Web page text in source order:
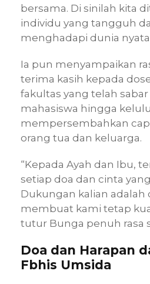
bersama. Di sinilah kita
individu yang tangguh
menghadapi dunia
Ia pun menyampaikan
terima kasih kepada
fakultas yang telah
mahasiswa hingga
mempersembahkan
orang tua dan keluarga.
“Kepada Ayah dan Ibu,
setiap doa dan cinta
Dukungan kalian adalah
membuat kami tetap
tutur Bunga penuh rasa
Doa dan Harapan
Fbhis Umsida